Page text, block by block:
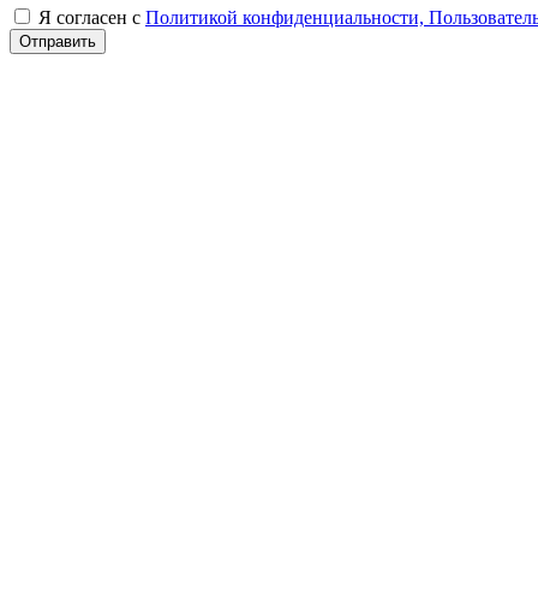
Я согласен с Политикой конфиденциальности,
Отправить